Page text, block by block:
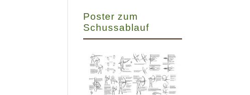
Poster zum
Schussablauf